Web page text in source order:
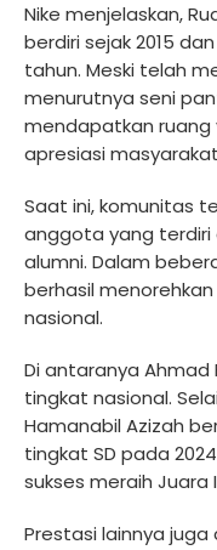
Nike menjelaskan,
berdiri sejak 2015
tahun. Meski telah
menurutnya seni
mendapatkan ruang
apresiasi
Saat ini, komunitas
anggota yang terdiri
alumni. Dalam
berhasil
nasional.
Di antaranya Ahmad
tingkat nasional.
Hamanabil Azizah
tingkat SD pada
sukses meraih Juara
Prestasi lainnya